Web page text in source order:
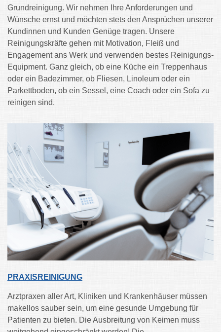
Grundreinigung. Wir nehmen Ihre Anforderungen und
Wünsche ernst und möchten stets den Ansprüchen unserer
Kundinnen und Kunden Genüge tragen. Unsere
Reinigungskräfte gehen mit Motivation, Fleiß und
Engagement ans Werk und verwenden bestes Reinigungs-
Equipment. Ganz gleich, ob eine Küche ein Treppenhaus
oder ein Badezimmer, ob Fliesen, Linoleum oder ein
Parkettboden, ob ein Sessel, eine Coach oder ein Sofa zu
reinigen sind.
PRAXISREINIGUNG
Arztpraxen aller Art, Kliniken und Krankenhäuser müssen
makellos sauber sein, um eine gesunde Umgebung für
Patienten zu bieten. Die Ausbreitung von Keimen muss